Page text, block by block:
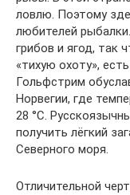
ловлю. Поэтому
любителей
грибов и ягод, так
«тихую охоту»,
Гольфстрим
Норвегии, где
28 °C.
получить лёгкий
Северного моря.
Отличительной